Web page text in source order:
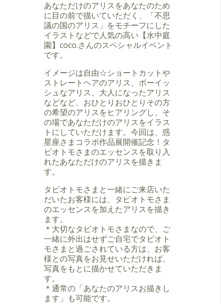
あなただけのアリスをあなたのため
に目の前で描いていただく、「不思
議の国のアリス」をモチーフにした
イラストなどで人気の高い【水中庭
園】coco.さんのスペシャルイベント
です。
イメージは自由☆ショートカットや
ストレートヘアのアリス、ボーイッ
シュなアリス、大人になったアリス
などなど、おひとりおひとりその方
の希望のアリスをヒアリングし、そ
の場であなただけのアリスをイラス
トにしていただけます。今回は、惑
星座さまコラボ作品展開催記念！タ
ビオトモさまのエッセンスを取り入
れたあなただけのアリスを描きま
す。
タビオトモさまと一緒にご来店いた
だいたお客様には、タビオトモさま
のエッセンスを加えたアリスを描き
ます。
＊大切なタビオトモさまなので、ご
一緒に外出はせずご自宅でタビオト
モさまと過ごされている方は、お客
様との写真をお見せいただければ、
写真をもとに描かせていただきま
す。
＊通常の「あなたのアリスお描きし
ます」も可能です。